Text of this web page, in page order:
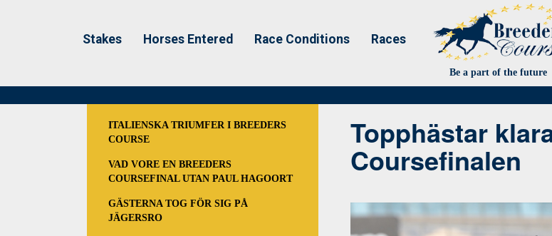
Stakes Horses Entered Race Conditions Races
Be a part of the future
ITALIENSKA TRIUMFER I BREEDERS
COURSE
VAD VORE EN BREEDERS
COURSEFINAL UTAN PAUL HAGOORT
GÄSTERNA TOG FÖR SIG PÅ
JÄGERSRO
Topphästar
Coursefinalen